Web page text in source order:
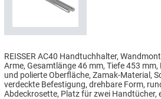
REISSER AC40 Handtuchhalter,
Arme, Gesamtlänge 46 mm, Tiefe 453
und polierte Oberfläche, Zamak-Material,
verdeckte Befestigung, drehbare Form,
Abdeckrosette, Platz für zwei Handtücher,